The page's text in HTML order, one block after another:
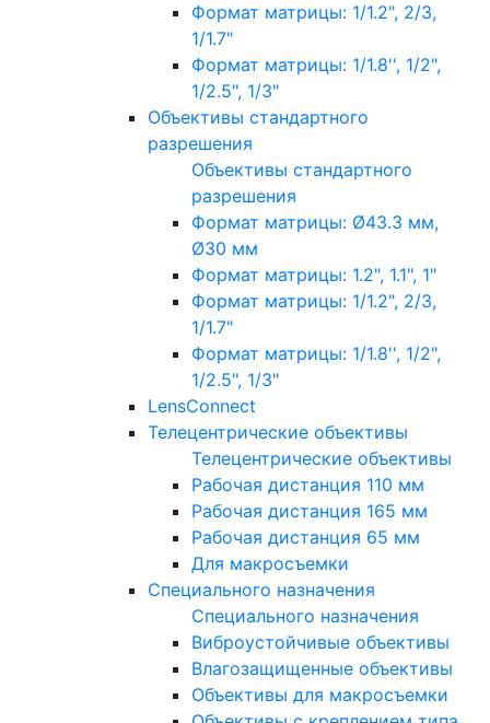
Формат матрицы: 1/1.2", 2/3,
1/1.7"
Формат матрицы: 1/1.8'', 1/2",
1/2.5", 1/3"
Объективы стандартного
разрешения
Объективы стандартного
разрешения
Формат матрицы: Ø43.3 мм,
Ø30 мм
Формат матрицы: 1.2", 1.1", 1"
Формат матрицы: 1/1.2", 2/3,
1/1.7"
Формат матрицы: 1/1.8'', 1/2",
1/2.5", 1/3"
LensConnect
Телецентрические объективы
Телецентрические объективы
Рабочая дистанция 110 мм
Рабочая дистанция 165 мм
Рабочая дистанция 65 мм
Для макросъемки
Специального назначения
Специального назначения
Виброустойчивые объективы
Влагозащищенные объективы
Объективы для макросъемки